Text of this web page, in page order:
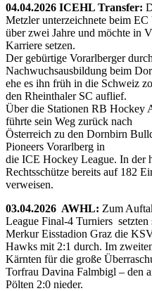
04.04.2026 ICEHL Transfer:
Metzler unterzeichnete beim
über zwei Jahre und möchte in
Karriere setzen.
Der gebürtige Vorarlberger
Nachwuchsausbildung beim
ehe es ihn früh in die Schweiz
den Rheinthaler SC auflief.
Über die Stationen RB Hockey
führte sein Weg zurück nach
Österreich zu den Dornbirn
Pioneers Vorarlberg in
die ICE Hockey League. In der
Rechtsschütze bereits auf 182
verweisen.
03.04.2026 AWHL: Zum
League Final-4 Turniers
Merkur Eisstadion Graz die
Hawks mit 2:1 durch. Im
Kärnten für die große
Torfrau Davina Falmbigl – den
Pölten 2:0 nieder.